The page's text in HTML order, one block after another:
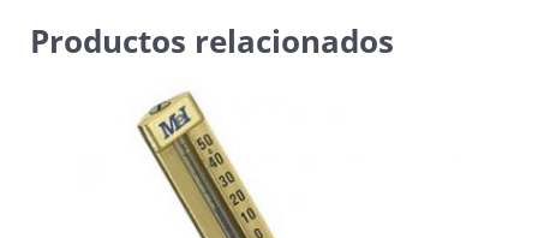
Productos relacionados